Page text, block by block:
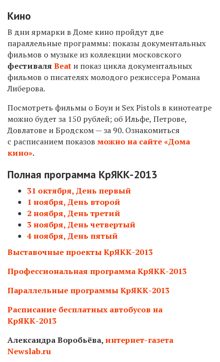
Кино
В дни ярмарки в Доме кино пройдут две
параллельные программы: показы документальных
фильмов о музыке из коллекции московского
фестиваля Beat и показ цикла документальных
фильмов о писателях молодого режиссера Романа
Либерова.
Посмотреть фильмы о Боуи и Sex Pistols в кинотеатре
можно будет за 150 рублей; об Ильфе, Петрове,
Довлатове и Бродском — за 90. Ознакомиться
с расписанием показов можно на сайте «Дома
кино».
Полная программа КрЯКК-2013
31 октября, День первый
1 ноября, День второй
2 ноября, День третий
3 ноября, День четвертый
4 ноября, День пятый
Выставочные проекты КрЯКК-2013
Профессиональная программаКрЯКК-2013
Параллельные программы КрЯКК-2013
Расписание бесплатных автобусов на
КрЯКК-2013
Александра Воробьёва, интернет-газета
Newslab.ru